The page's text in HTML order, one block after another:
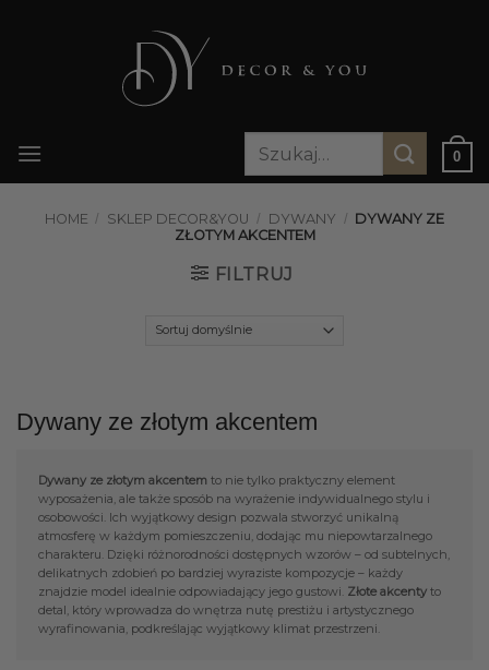
Szukaj:
0
HOME / SKLEP DECOR&YOU / DYWANY / DYWANY ZE
ZŁOTYM AKCENTEM
FILTRUJ
Dywany ze złotym akcentem
Dywany ze złotym akcentem to nie tylko praktyczny element
wyposażenia, ale także sposób na wyrażenie indywidualnego stylu i
osobowości. Ich wyjątkowy design pozwala stworzyć unikalną
atmosferę w każdym pomieszczeniu, dodając mu niepowtarzalnego
charakteru. Dzięki różnorodności dostępnych wzorów – od subtelnych,
delikatnych zdobień po bardziej wyraziste kompozycje – każdy
znajdzie model idealnie odpowiadający jego gustowi. Złote akcenty to
detal, który wprowadza do wnętrza nutę prestiżu i artystycznego
wyrafinowania, podkreślając wyjątkowy klimat przestrzeni.